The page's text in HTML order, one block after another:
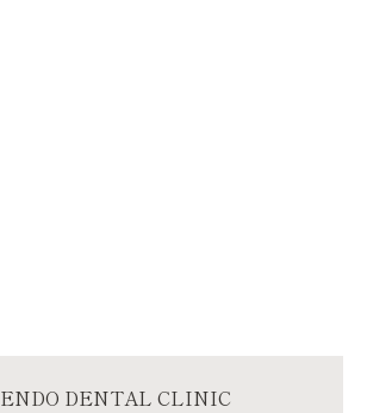
ENDO DENTAL CLINIC